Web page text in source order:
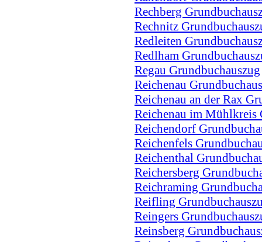
Rechberg
Rechnitz
Redleiten
Redlham
Regau Grundbuchauszug
Reichenau
Reichenau an der Rax
Reichenau im Mühlkreis
Reichendorf
Reichenfels
Reichenthal
Reichersberg
Reichraming
Reifling
Reingers
Reinsberg